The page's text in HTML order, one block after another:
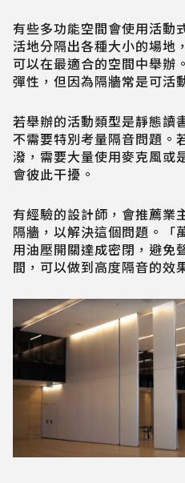
有些多功能空間會使用活動
活地分隔出各種大小的場地
可以在最適合的空間中舉辦
彈性，但因為隔牆常是可活
若舉辦的活動類型是靜態讀
不需要特別考量隔音問題。
潑，需要大量使用麥克風或
會彼此干擾。
有經驗的設計師，會推薦業
隔牆，以解決這個問題。「
用油壓開關達成密閉，避免
間，可以做到高度隔音的效